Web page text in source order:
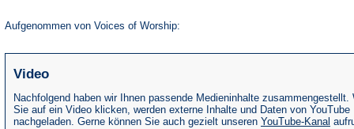
Aufgenommen von Voices of Worship:
Video
Nachfolgend haben wir Ihnen passende Medieninhalte zusammengestellt.
Sie auf ein Video klicken, werden externe Inhalte und Daten von YouTube
nachgeladen. Gerne können Sie auch gezielt unseren YouTube-Kanal